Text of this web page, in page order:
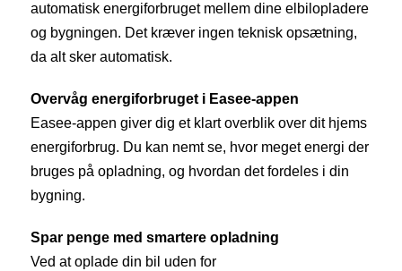
automatisk energiforbruget mellem dine elbilopladere
og bygningen. Det kræver ingen teknisk opsætning,
da alt sker automatisk.
Overvåg energiforbruget i Easee-appen
Easee-appen giver dig et klart overblik over dit hjems
energiforbrug. Du kan nemt se, hvor meget energi der
bruges på opladning, og hvordan det fordeles i din
bygning.
Spar penge med smartere opladning
Ved at oplade din bil uden for